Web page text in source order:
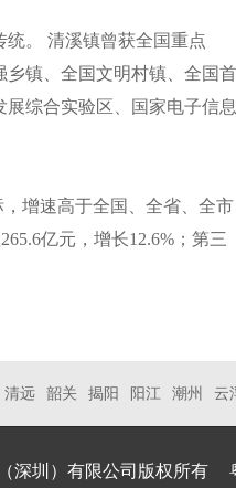
。 清溪镇曾获全国重点
镇、全国文明村镇、全国首
综合实验区、国家电子信息
增速高于全国、全省、全市
亿元，增长12.6%；第三
清远 韶关 揭阳 阳江 潮州 云
深圳）有限公司版权所有